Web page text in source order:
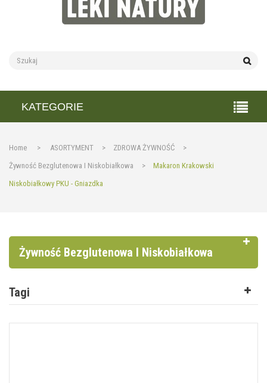
KATEGORIE
Home > ASORTYMENT > ZDROWA ŻYWNOŚĆ
>
Żywność Bezglutenowa I Niskobiałkowa
>
Makaron Krakowski
Niskobiałkowy PKU - Gniazdka
Żywność Bezglutenowa I Niskobiałkowa
Tagi